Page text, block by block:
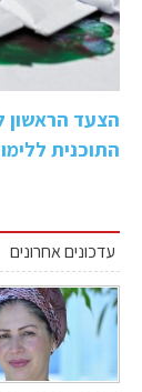
הצעד הראשון
התוכנית
עדכונים אחרונים